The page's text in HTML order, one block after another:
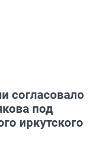
согласовало
под
иркутского